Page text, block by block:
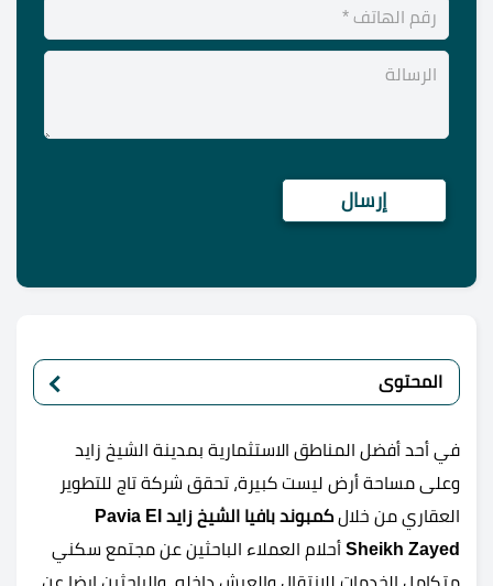
المحتوى
في أحد أفضل المناطق الاستثمارية بمدينة الشيخ زايد
وعلى مساحة أرض ليست كبيرة، تحقق شركة تاج للتطوير
العقاري من خلال
كمبوند بافيا الشيخ زايد Pavia El
Sheikh Zayed أحلام العملاء الباحثين عن مجتمع سكني
متكامل الخدمات للانتقال والعيش داخله، والباحثين ايضا عن